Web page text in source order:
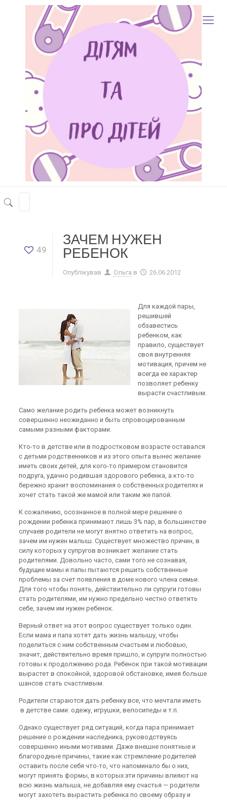
49
ЗАЧЕМ НУЖЕН
РЕБЕНОК
Опублікував Ольга в 26.06.2012
Для каждой пары,
решившей
обзавестись
ребенком, как
правило, существует
своя внутренняя
мотивация, причем не
всегда ее характер
позволяет ребенку
вырасти счастливым.
Само желание родить ребенка может возникнуть
совершенно неожиданно и быть спровоцированным
самыми разными факторами.
Кто-то в детстве или в подростковом возрасте оставался
с детьми родственников и из этого опыта вынес желание
иметь своих детей, для кого-то примером становится
подруга, удачно родившая здорового ребенка, а кто-то
бережно хранит воспоминания о собственных родителях и
хочет стать такой же мамой или таким же папой.
К сожалению, осознанное в полной мере решение о
рождении ребенка принимают лишь 3% пар, в большинстве
случаев родители не могут внятно ответить на вопрос,
зачем им нужен малыш. Существует множество причин, в
силу которых у супругов возникает желание стать
родителями. Довольно часто, сами того не сознавая,
будущие мамы и папы пытаются решить собственные
проблемы за счет появления в доме нового члена семьи.
Для того чтобы понять, действительно ли супруги готовы
стать родителями, им нужно предельно честно ответить
себе, зачем им нужен ребенок.
Верный ответ на этот вопрос существует только один.
Если мама и папа хотят дать жизнь малышу, чтобы
поделиться с ним собственным счастьем и любовью,
значит, действительно время пришло, и супруги полностью
готовы к продолжению рода. Ребенок при такой мотивации
вырастет в спокойной, здоровой обстановке, имея больше
шансов стать счастливым.
Родители стараются дать ребенку все, что мечтали иметь
в детстве сами: одежу, игрушки, велосипеды и т.п.
Однако существует ряд ситуаций, когда пара принимает
решение о рождении наследника, руководствуясь
совершенно иными мотивами. Даже внешне понятные и
благородные причины, такие как стремление родителей
оставить после себя что-то, что напоминало бы о них,
могут принять формы, в которых эти причины влияют на
всю жизнь малыша, не добавляя ему счастья — родители
могут захотеть вырастить ребенка по своему образу и